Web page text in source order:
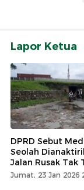
Lapor Ketua
DPRD Sebut
Seolah
Jalan Rusak Tak
Jumat, 23 Jan 2026